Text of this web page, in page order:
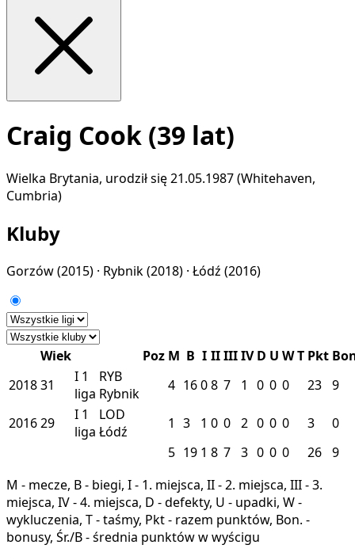
Craig Cook (39 lat)
Wielka Brytania, urodził się 21.05.1987 (Whitehaven,
Cumbria)
Kluby
Gorzów(2015) · Rybnik(2018) · Łódź (2016)
Wiek Poz M B I IIIIIIV D U WT Pkt
201831 I 1
liga
RYB
Rybnik
4 1608 7 1 0 0 0 23 9
201629 I 1
liga
LOD
Łódź
1 3 1 0 0 2 0 0 0 3
0
5 19 1 8 7 3 0 0 0 26 9
M - mecze, B - biegi, I - 1. miejsca, II - 2. miejsca, III - 3.
miejsca, IV - 4. miejsca, D - defekty, U - upadki, W -
wykluczenia, T - taśmy, Pkt - razem punktów, Bon. -
bonusy, Śr./B - średnia punktów w wyścigu